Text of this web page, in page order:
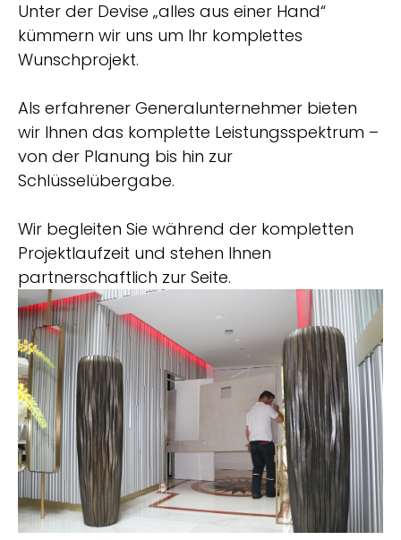
Unter der Devise „alles aus einer Hand“
kümmern wir uns um Ihr komplettes
Wunschprojekt.
Als erfahrener Generalunternehmer bieten
wir Ihnen das komplette Leistungsspektrum –
von der Planung bis hin zur
Schlüsselübergabe.
Wir begleiten Sie während der kompletten
Projektlaufzeit und stehen Ihnen
partnerschaftlich zur Seite.